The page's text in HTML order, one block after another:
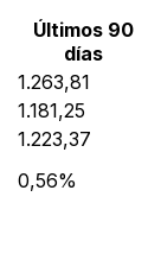
Últimos 90
días
1.263,81
1.181,25
1.223,37
0,56%